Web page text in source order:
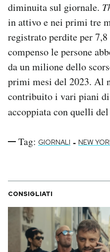
diminuita sul giornale.
in attivo e nei primi tre
registrato perdite per
compenso le persone
da un milione dello
primi mesi del 2023. Al
contribuito i vari piani
accoppiata con quelli
Tag: GIORNALI - NEW
CONSIGLIATI